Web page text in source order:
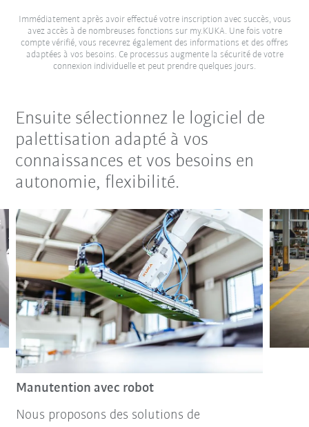
Immédiatement après avoir effectué votre inscription avec succès, vous
avez accès à de nombreuses fonctions sur my.KUKA. Une fois votre
compte vérifié, vous recevrez également des informations et des offres
adaptées à vos besoins. Ce processus augmente la sécurité de votre
connexion individuelle et peut prendre quelques jours.
Ensuite sélectionnez le logiciel de
palettisation adapté à vos
connaissances et vos besoins en
autonomie, flexibilité.
Manutention avec robot
Nous proposons des solutions de